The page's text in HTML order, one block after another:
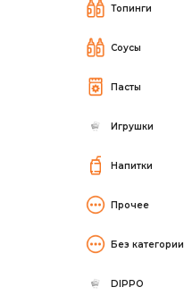
Топинги
Соусы
Пасты
Игрушки
Напитки
Прочее
Без категории
DIPPO